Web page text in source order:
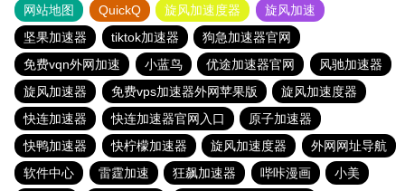
网站地图 QuickQ 旋风加速度器
旋风加速
坚果加速器
tiktok加速器
狗急加速器官网
免费vqn外网加速
小蓝鸟 优途加速器官网
风驰加速器
旋风加速器
免费vps加速器外网苹果版
旋风加速度器
快连加速器
快连加速器官网入口
原子加速器
快鸭加速器
快柠檬加速器 旋风加速度器
外网网址导航
软件中心
雷霆加速 狂飙加速器 哔咔漫画
小美